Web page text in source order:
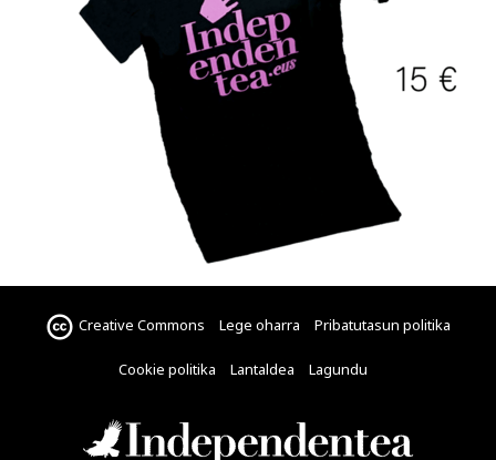
Creative Commons Lege oharra Pribatutasun politika
Cookie politika Lantaldea Lagundu